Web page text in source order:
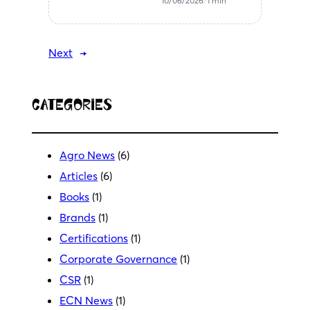
Next →
Categories
Agro News (6)
Articles (6)
Books (1)
Brands (1)
Certifications (1)
Corporate Governance (1)
CSR (1)
ECN News (1)